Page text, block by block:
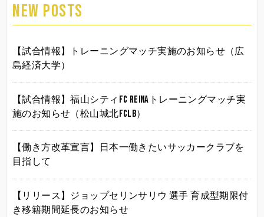
NEW POSTS
【試合情報】トレーニングマッチ実施のお知らせ（広
島経済大学）
【試合情報】福山シティFC Reinaトレーニングマッチ実
施のお知らせ（松山城北FCLB）
【働き方改革宣言】日本一働きたいサッカークラブを
目指して
【リリース】ジョップセリンサリウ 選手 育成型期限付
き移籍期間延長のお知らせ